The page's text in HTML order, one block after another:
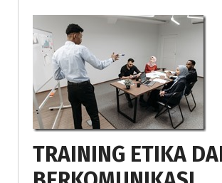
TRAINING ETIKA